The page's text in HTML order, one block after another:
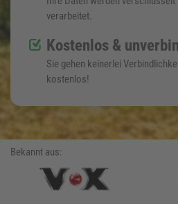
verarbeitet.
Kostenlos &
Sie gehen keinerlei
kostenlos!
Bekannt aus: